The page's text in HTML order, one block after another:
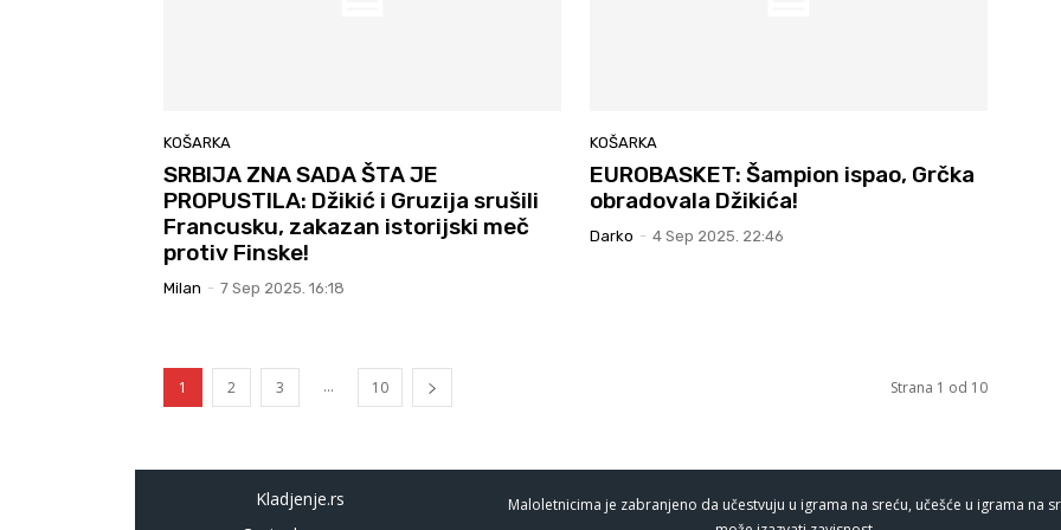
KOŠARKA
SRBIJA ZNA SADA ŠTA JE
PROPUSTILA: Džikić i Gruzija srušili
Francusku, zakazan istorijski meč
protiv Finske!
Milan - 7 Sep 2025. 16:18
KOŠARKA
EUROBASKET: Šampion ispao, Grčka
obradovala Džikića!
Darko - 4 Sep 2025. 22:46
1 2 3 ... 10 Strana 1 od 10
Kladjenje.rs
Maloletnicima je zabranjeno da učestvuju u igrama na sreću, učešće u igrama na